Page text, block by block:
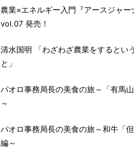
農業×エネルギー入門『アースジャー
vol.07 発売！
清水国明 「わざわざ農業をするとい
と」
パオロ事務局長の美食の旅～「有馬
～
パオロ事務局長の美食の旅～和牛「但
編～